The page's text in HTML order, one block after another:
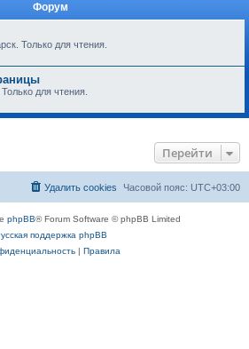
Форум
Только для чтения.
для чтения.
Перейти
Часовой пояс: UTC+03:00
Удалить cookies
phpBB® Forum Software © phpBB Limited
поддержка phpBB
| Правила